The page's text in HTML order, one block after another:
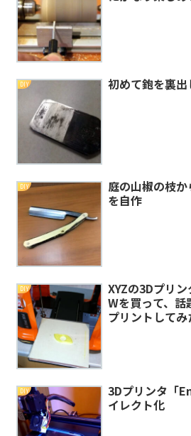
DIY 初めて鉋を裏出
DIY
庭の山椒の枝
を自作
DIY
XYZの3Dプリ
Wを買って、話
プリントしてみ
DIY
3Dプリンタ「
イレクト化